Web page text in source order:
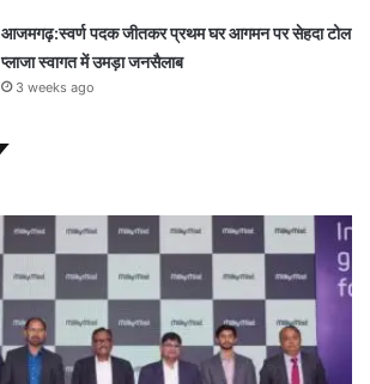
आजमगढ़:स्वर्ण पदक जीतकर प्रथम घर आगमन पर सेहदा टोल
प्लाजा स्वागत में उमड़ा जनसैलाब
3 weeks ago